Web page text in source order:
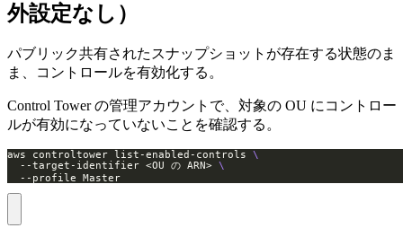
外設定なし）
パブリック共有されたスナップショットが存在する状態のま
ま、コントロールを有効化する。
Control Tower の管理アカウントで、対象の OU にコントロー
ルが有効になっていないことを確認する。
aws controltower list-enabled-controls
  --target-identifier <OU の ARN>
  --profile Master